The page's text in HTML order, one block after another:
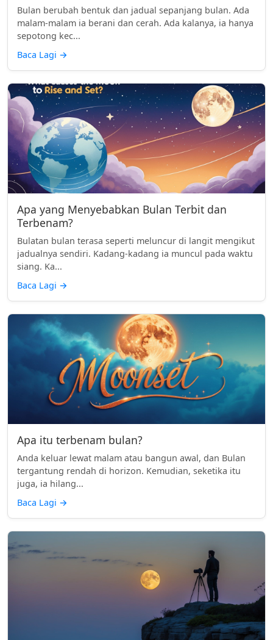
Bulan berubah bentuk dan jadual sepanjang bulan. Ada
malam-malam ia berani dan cerah. Ada kalanya, ia hanya
sepotong kec...
Baca Lagi →
Apa yang Menyebabkan Bulan Terbit dan
Terbenam?
Bulatan bulan terasa seperti meluncur di langit mengikut
jadualnya sendiri. Kadang-kadang ia muncul pada waktu
siang. Ka...
Baca Lagi →
Apa itu terbenam bulan?
Anda keluar lewat malam atau bangun awal, dan Bulan
tergantung rendah di horizon. Kemudian, seketika itu
juga, ia hilang...
Baca Lagi →